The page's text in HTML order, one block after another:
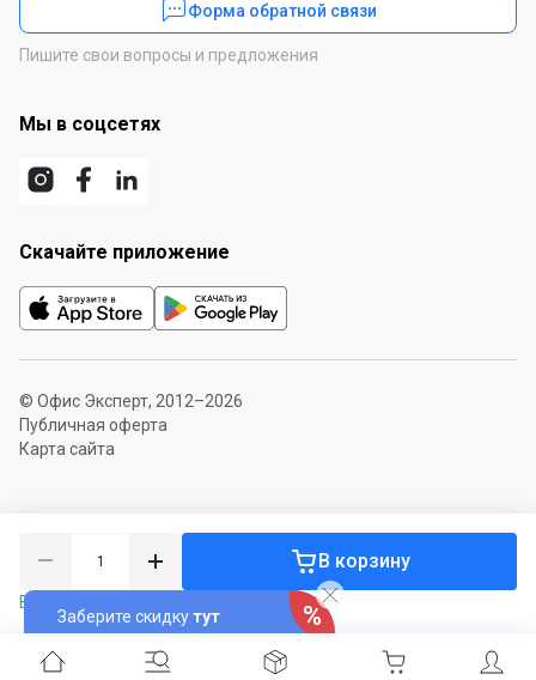
В корзину
В наличии 25 уп.
Заберите скидкутут
Форма обратной связи
Пишите свои вопросы и предложения
Мы в соцсетях
Скачайте приложение
© Офис Эксперт, 2012–2026
Публичная оферта
Карта сайта